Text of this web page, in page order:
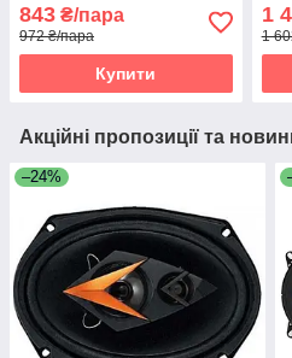
843 ₴/пара
972 ₴/пара
Купити
1
1
Акційні пропозиції та
–24%